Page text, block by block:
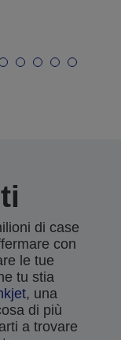
di case
con
le tue
tu stia
, una
di più
a trovare